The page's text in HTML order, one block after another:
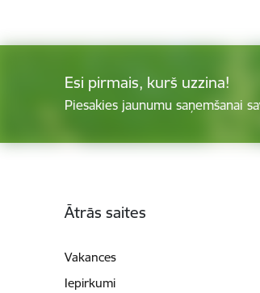
Esi pirmais, kurš uzzina!
Piesakies jaunumu saņemšanai
Ātrās saites
Vakances
Iepirkumi